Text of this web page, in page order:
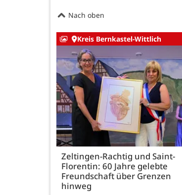
Nach oben
Kreis Bernkastel-Wittlich
Zeltingen-Rachtig und Saint-
Florentin: 60 Jahre gelebte
Freundschaft über Grenzen
hinweg